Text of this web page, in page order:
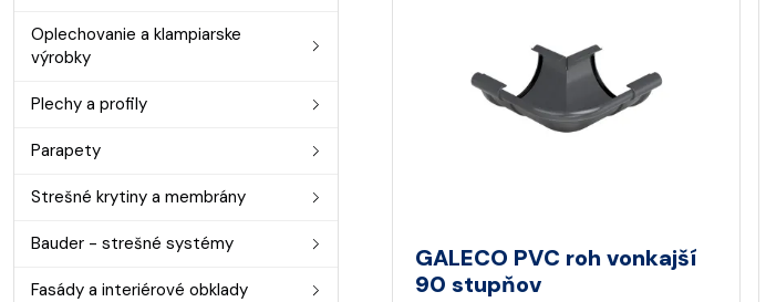
Oplechovanie a klampiarske
výrobky
Plechy a profily
Parapety
Strešné krytiny a membrány
Bauder - strešné systémy
Fasády a interiérové obklady
GALECO PVC roh vonkajší
90 stupňov